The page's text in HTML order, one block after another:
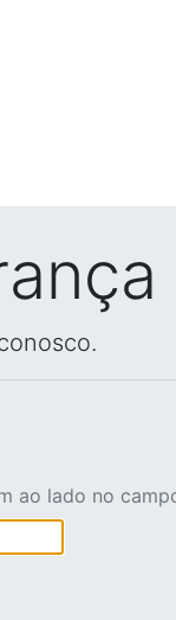
ao lado no